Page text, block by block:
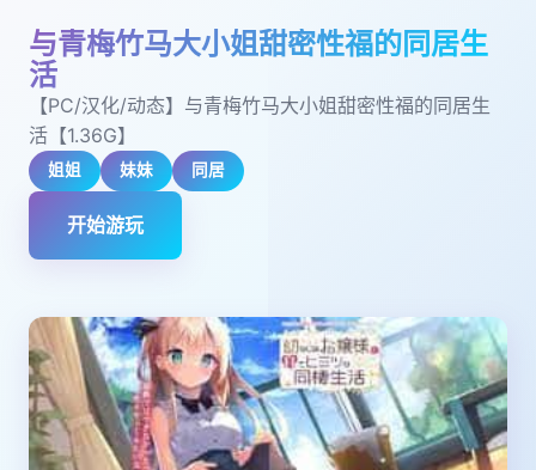
与青梅竹马大小姐甜密性福的同居生
活
【PC/汉化/动态】与青梅竹马大小姐甜密性福的同居生
活【1.36G】
姐姐 妹妹 同居
开始游玩